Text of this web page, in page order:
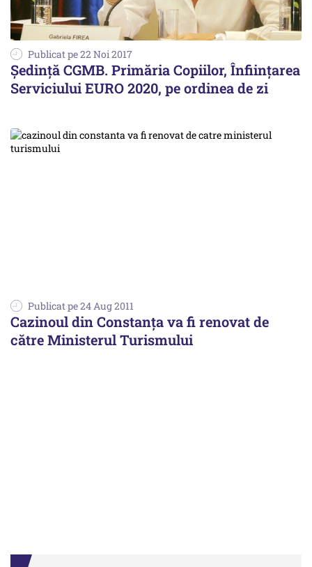
Publicat pe 22 Noi 2017
Şedinţă CGMB. Primăria Copiilor, Înfiinţarea
Serviciului EURO 2020, pe ordinea de zi
Publicat pe 24 Aug 2011
Cazinoul din Constanța va fi renovat de
către Ministerul Turismului